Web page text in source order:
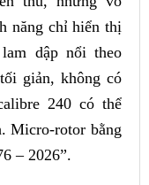
năng chỉ hiển thị
dập nổi theo
giản, không có
240 có thể
Micro-rotor bằng
– 2026”.